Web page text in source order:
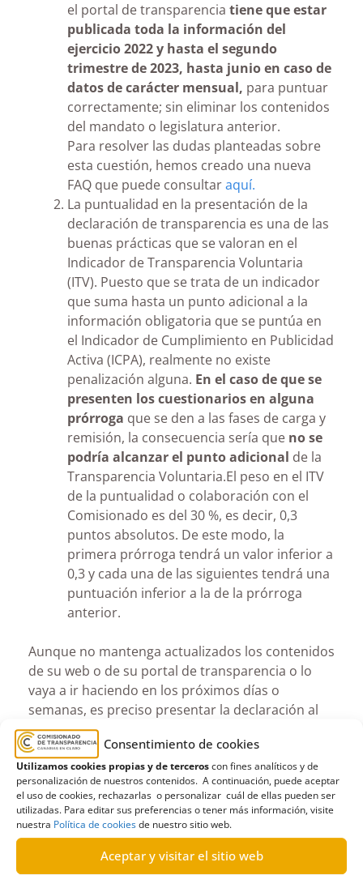
Consentimiento de cookies
Utilizamos cookies propias y de terceroscon fines analíticos y de
personalización de nuestros contenidos. A continuación, puede aceptar
el uso de cookies, rechazarlas o personalizar cuál de ellas pueden ser
utilizadas. Para editar sus preferencias o tener más información, visite
nuestra Política de cookiesde nuestro sitio web.
Aceptar y visitar el sitio web
el portal de transparencia tiene que estar
publicada toda la información del
ejercicio 2022 y hasta el segundo
trimestre de 2023, hasta junio en caso de
datos de carácter mensual, para puntuar
correctamente; sin eliminar los contenidos
del mandato o legislatura anterior.
Para resolver las dudas planteadas sobre
esta cuestión, hemos creado una nueva
FAQ que puede consultaraquí.
La puntualidad en la presentación de la
declaración de transparencia es una de las
buenas prácticas que se valoran en el
Indicador de Transparencia Voluntaria
(ITV). Puesto que se trata de un indicador
que suma hasta un punto adicional a la
información obligatoria que se puntúa en
el Indicador de Cumplimiento en Publicidad
Activa (ICPA), realmente no existe
penalización alguna. En el caso de que se
presenten los cuestionarios en alguna
prórroga que se den a las fases de carga y
remisión, la consecuencia sería que no se
podría alcanzar el punto adicional de la
Transparencia Voluntaria.El peso en el ITV
de la puntualidad o colaboración con el
Comisionado es del 30 %, es decir, 0,3
puntos absolutos. De este modo, la
primera prórroga tendrá un valor inferior a
0,3 y cada una de las siguientes tendrá una
puntuación inferior a la de la prórroga
anterior.
Aunque no mantenga actualizados los contenidos
de su web o de su portal de transparencia o lo
vaya a ir haciendo en los próximos días o
semanas, es preciso presentar la declaración al
menos con sus contenidos esenciales, el
Cuestionario General y el del Soporte Web. Solo
así se puede optar más adelante, a finales de
noviembre, a través del periodo de alegaciones, a
añadir toda la información que no hayan podido
publicar en este periodo. Uds. tienen la
progresivamente el portal hasta que concluya el